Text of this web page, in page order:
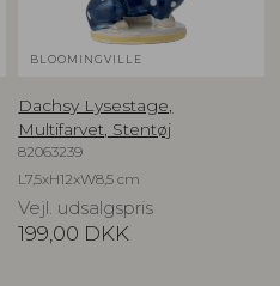
BLOOMINGVILLE
Dachsy Lysestage,
Multifarvet, Stentøj
82063239
L7,5xH12xW8,5 cm
Vejl. udsalgspris
199,00 DKK